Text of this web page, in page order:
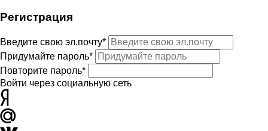
Регистрация
Введите свою эл.почту*
Придумайте пароль*
Повторите пароль*
Войти через социальную сеть